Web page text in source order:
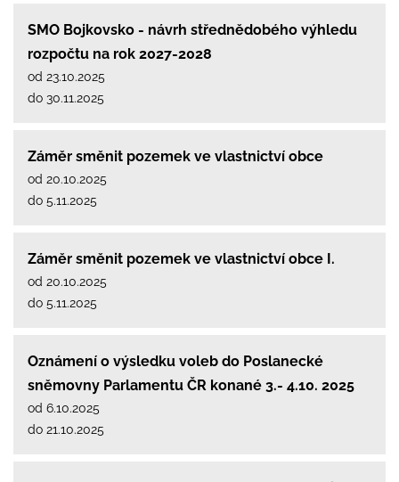
SMO Bojkovsko - návrh střednědobého výhledu
rozpočtu na rok 2027-2028
od 23.10.2025
do 30.11.2025
Záměr směnit pozemek ve vlastnictví obce
od 20.10.2025
do 5.11.2025
Záměr směnit pozemek ve vlastnictví obce I.
od 20.10.2025
do 5.11.2025
Oznámení o výsledku voleb do Poslanecké
sněmovny Parlamentu ČR konané 3.- 4.10. 2025
od 6.10.2025
do 21.10.2025